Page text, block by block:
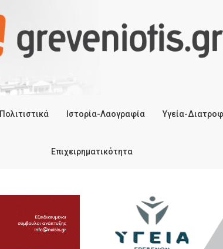
Πολιτιστικά Ιστορία-Λαογραφία Υγεία-
Επιχειρηματικότητα